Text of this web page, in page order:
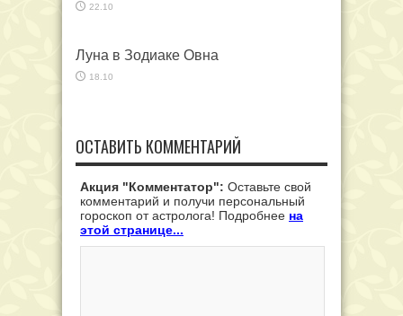
22.10
Луна в Зодиаке Овна
18.10
ОСТАВИТЬ КОММЕНТАРИЙ
Акция "Комментатор": Оставьте свой
комментарий и получи персональный
гороскоп от астролога! Подробнее на
этой странице...